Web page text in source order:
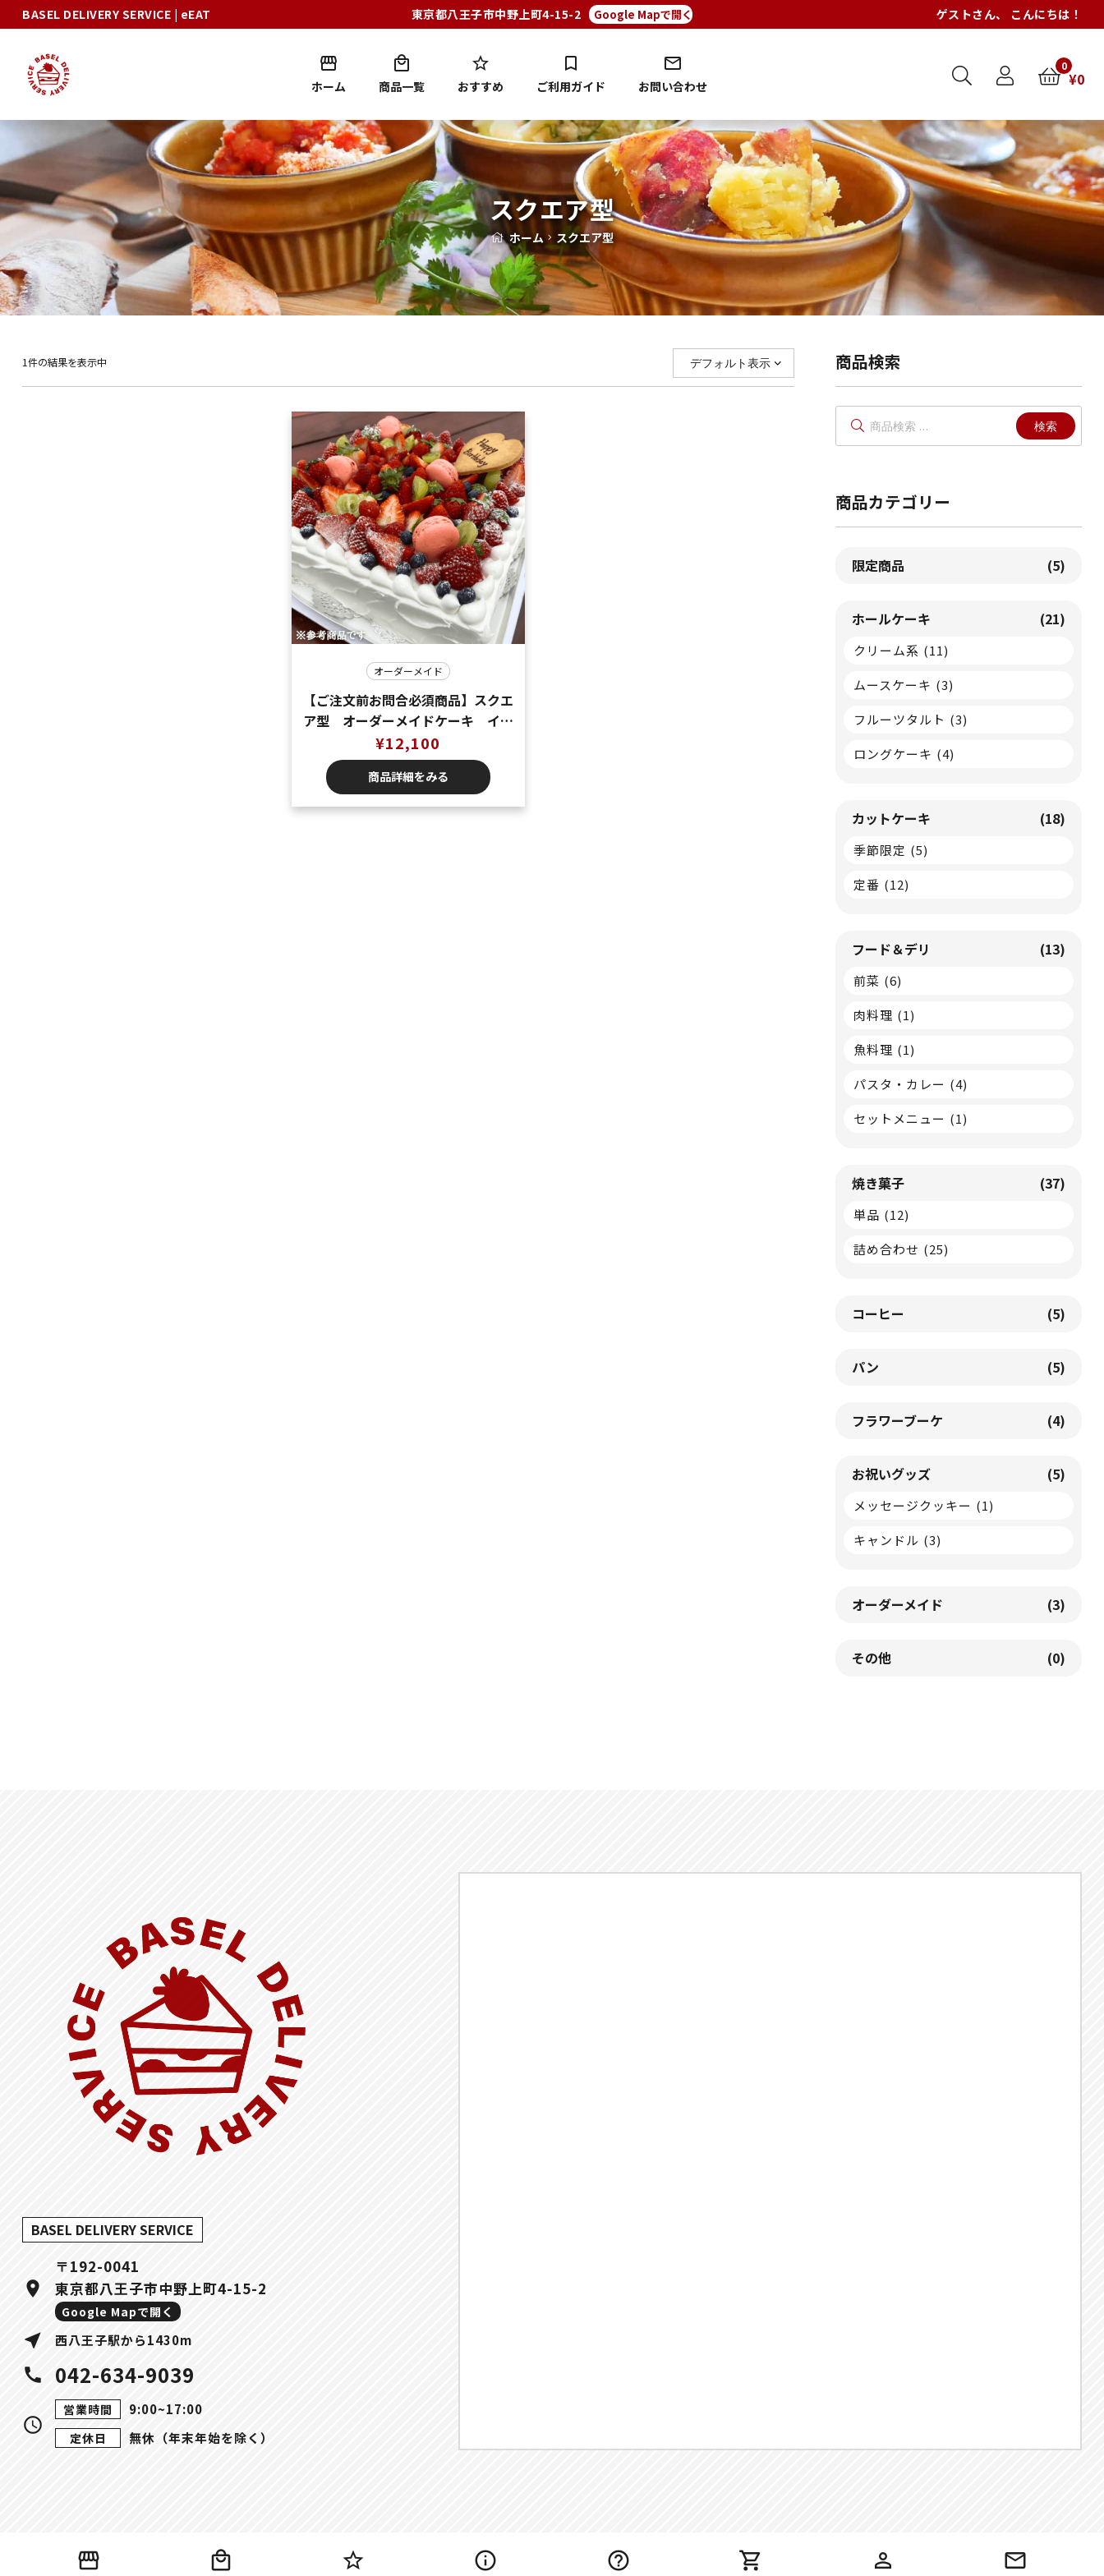
BASEL DELIVERY SERVICE | eEAT 東京都八王子市中野上町4-15-2 Google Mapで開く ゲストさん、 こんにちは！
ホーム 商品一覧 おすすめ ご利用ガイド お問い合わせ
0
¥0
スクエア型
ホーム スクエア型
1件の結果を表示中
オーダーメイド
【ご注文前お問合必須商品】スクエ
ア型 オーダーメイドケーキ イチ
ゴサンド
¥12,100
商品詳細をみる
商品検索
対
検索
商品カテゴリー
限定商品 (5)
ホールケーキ (21)
クリーム系 (11)
ムースケーキ (3)
フルーツタルト (3)
ロングケーキ (4)
カットケーキ (18)
季節限定 (5)
定番 (12)
フード＆デリ (13)
前菜 (6)
肉料理 (1)
魚料理 (1)
パスタ・カレー (4)
セットメニュー (1)
焼き菓子 (37)
単品 (12)
詰め合わせ (25)
コーヒー (5)
パン (5)
フラワーブーケ (4)
お祝いグッズ (5)
メッセージクッキー (1)
キャンドル (3)
オーダーメイド (3)
その他 (0)
BASEL DELIVERY SERVICE
location_on
〒192-0041
東京都八王子市中野上町4-15-2
Google Mapで開く
near_me 西八王子駅から1430m
call 042-634-9039
query_builder
営業時間 9:00~17:00
定休日 無休（年末年始を除く）